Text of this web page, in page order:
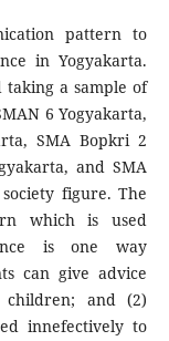
pattern to
in Yogyakarta.
taking a sample of
6 Yogyakarta,
SMA Bopkri 2
and SMA
figure. The
which is used
is one way
can give advice
and (2)
innefectively to